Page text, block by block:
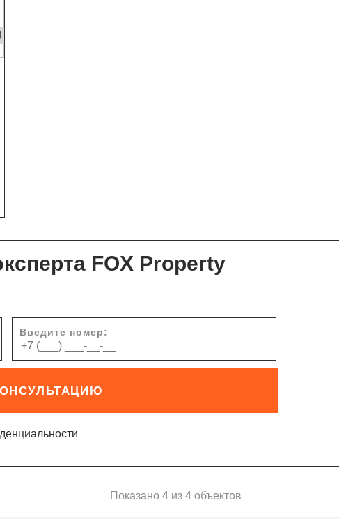
FOX Property
Введите номер:
Показано 4 из 4 объектов